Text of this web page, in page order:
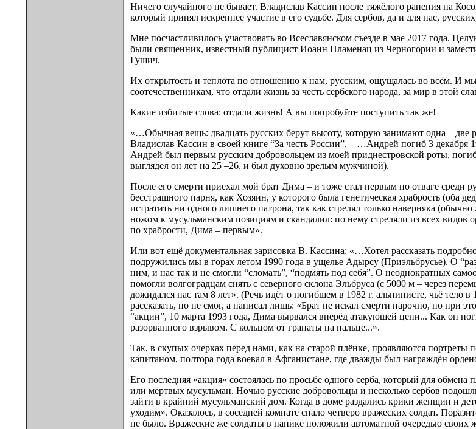
Ничего случайного не бывает. Владислав Кассин после тяжёлого ранения на
который принял искреннее участие в его судьбе. Для сербов, да и для нас,
Мне посчастливилось участвовать во Всеславянском съезде в мае 2017 года.
были священник, известный публицист Иоанн Пламенац из Черногории и
Гушич.
Их открытость и теплота по отношению к нам, русским, ощущалась во всём. И
соотечественникам, что отдали жизнь за честь сербского народа, за мир в этой
Какие избитые слова: отдали жизнь! А вы попробуйте поступить так же!
«…Обычная вещь: двадцать русских берут высоту, которую занимают одна –
Владислав Кассин в своей книге “За честь России”. – …Андрей погиб 3
Андрей был первым русским добровольцем из моей приднестровской роты,
выглядел он лет на 25 –26, и был духовно зрелым мужчиной).
После его смерти приехал мой брат Дима – и тоже стал первым по отваге среди
бесстрашного парня, как Хозяин, у которого была генетическая храбрость (оба
истратить ни одного лишнего патрона, так как стрелял только наверняка
ножом к мусульманским позициям и скандалил: по нему стреляли из всех
по храбрости, Дима – первым».
Или вот ещё документальная зарисовка В. Кассина: «…Хотел рассказать
подружились мы в горах летом 1990 года в ущелье Адырсу (Приэльбрусье). О
ним, и нас так и не смогли “сломать”, “подмять под себя”. О неоднократных
помогли волгоградцам снять с северного склона Эльбруса (с 5000 м – через
дожидался нас там 8 лет». (Речь идёт о погибшем в 1982 г. альпинисте, чьё тело
рассказать, но не смог, а написал лишь: «Брат не искал смерти нарочно, но при
“акции”, 10 марта 1993 года, Дима вырвался вперёд атакующей цепи... Как он
разорванного взрывом. С кольцом от гранаты на пальце...».
Так, в скупых очерках перед нами, как на старой плёнке, проявляются
капитаном, полтора года воевал в Афганистане, где дважды был награждён
Его последняя «акция» состоялась по просьбе одного серба, который для
или мёртвых мусульман. Ночью русские добровольцы и несколько сербов
зайти в крайний мусульманский дом. Когда в доме раздались крики женщин и
уходим». Оказалось, в соседней комнате спало четверо вражеских солдат.
не было. Вражеские же солдаты в панике положили автоматной очередью своих